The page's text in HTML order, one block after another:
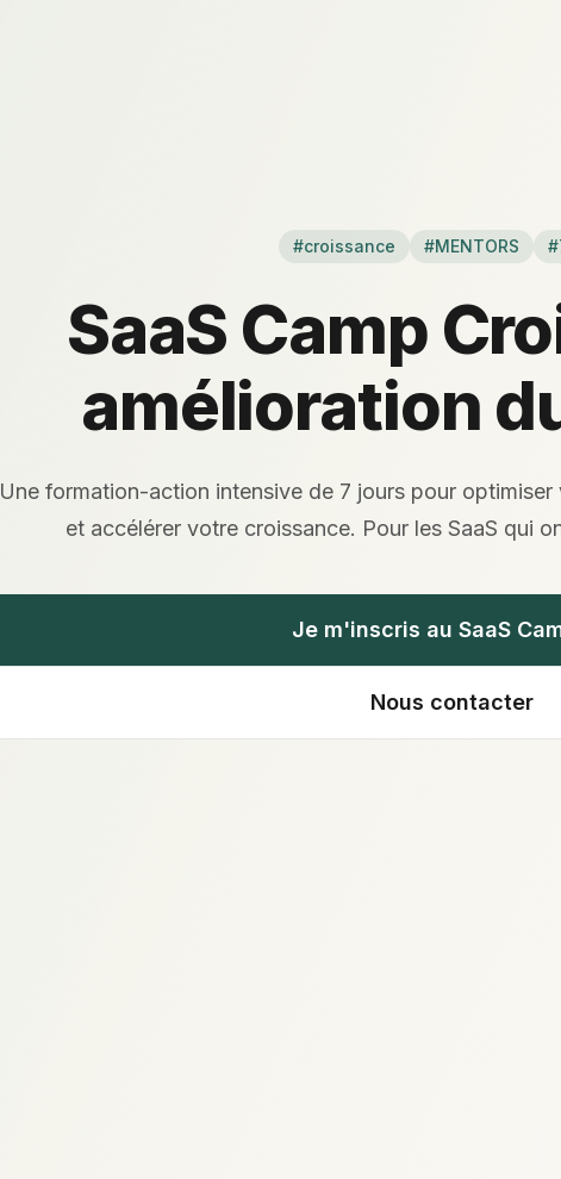
#croissance #MENTORS
SaaS Camp
amélioration
Une formation-action intensive de 7 jours pour
et accélérer votre croissance. Pour les SaaS qui
Je m'inscris au SaaS
Nous contacter